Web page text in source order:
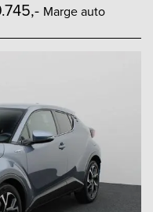
Marge auto